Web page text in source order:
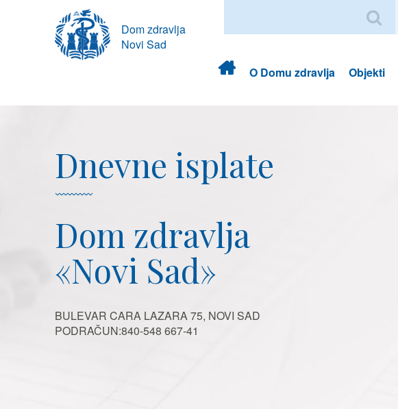
Dom zdravlja
Novi Sad
Dom
zdravlja
O Domu zdravlja Objekti
Dnevne isplate
Dom zdravlja
«Novi Sad»
BULEVAR CARA LAZARA 75, NOVI SAD
PODRAČUN:840-548 667-41